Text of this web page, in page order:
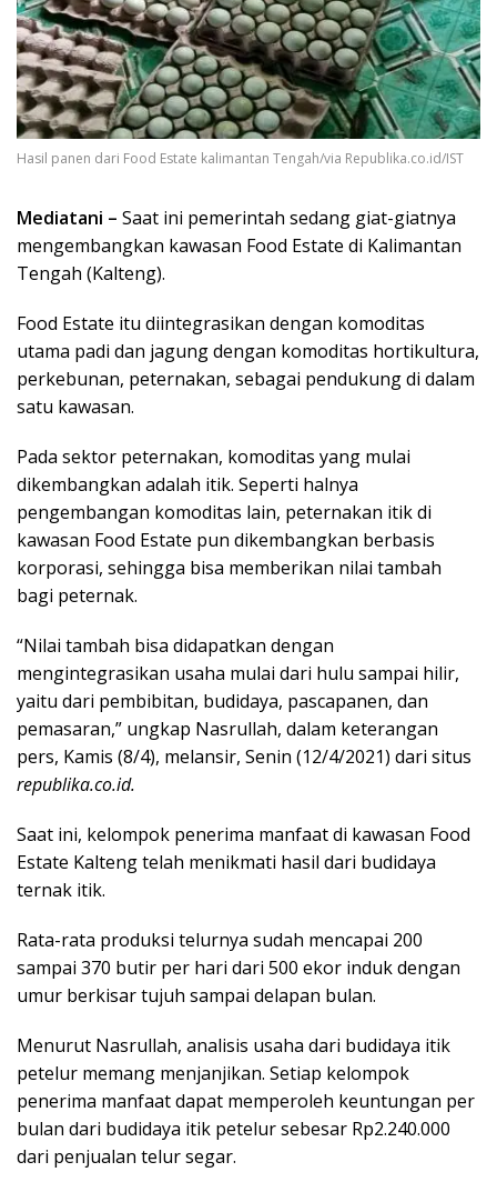
Hasil panen dari Food Estate kalimantan Tengah/via Republika.co.id/IST
Mediatani – Saat ini pemerintah sedang giat-giatnya
mengembangkan kawasan Food Estate di Kalimantan
Tengah (Kalteng).
Food Estate itu diintegrasikan dengan komoditas
utama padi dan jagung dengan komoditas hortikultura,
perkebunan, peternakan, sebagai pendukung di dalam
satu kawasan.
Pada sektor peternakan, komoditas yang mulai
dikembangkan adalah itik. Seperti halnya
pengembangan komoditas lain, peternakan itik di
kawasan Food Estate pun dikembangkan berbasis
korporasi, sehingga bisa memberikan nilai tambah
bagi peternak.
“Nilai tambah bisa didapatkan dengan
mengintegrasikan usaha mulai dari hulu sampai hilir,
yaitu dari pembibitan, budidaya, pascapanen, dan
pemasaran,” ungkap Nasrullah, dalam keterangan
pers, Kamis (8/4), melansir, Senin (12/4/2021) dari situs
republika.co.id.
Saat ini, kelompok penerima manfaat di kawasan Food
Estate Kalteng telah menikmati hasil dari budidaya
ternak itik.
Rata-rata produksi telurnya sudah mencapai 200
sampai 370 butir per hari dari 500 ekor induk dengan
umur berkisar tujuh sampai delapan bulan.
Menurut Nasrullah, analisis usaha dari budidaya itik
petelur memang menjanjikan. Setiap kelompok
penerima manfaat dapat memperoleh keuntungan per
bulan dari budidaya itik petelur sebesar Rp2.240.000
dari penjualan telur segar.